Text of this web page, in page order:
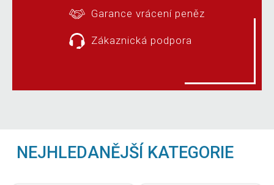
Garance vrácení peněz
Zákaznická podpora
NEJHLEDANĚJŠÍ KATEGORIE